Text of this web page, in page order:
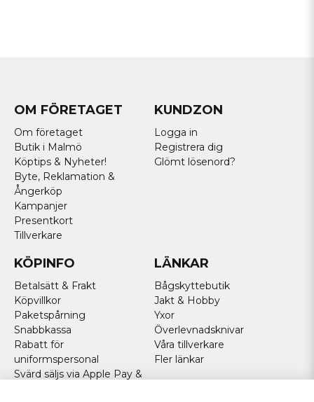
OM FÖRETAGET
Om företaget
Butik i Malmö
Köptips & Nyheter!
Byte, Reklamation &
Ångerköp
Kampanjer
Presentkort
Tillverkare
KUNDZON
Logga in
Registrera dig
Glömt lösenord?
KÖPINFO
Betalsätt & Frakt
Köpvillkor
Paketspårning
Snabbkassa
Rabatt för
uniformspersonal
Svärd säljs via Apple Pay &
LÄNKAR
Bågskyttebutik
Jakt & Hobby
Yxor
Överlevnadsknivar
Våra tillverkare
Fler länkar